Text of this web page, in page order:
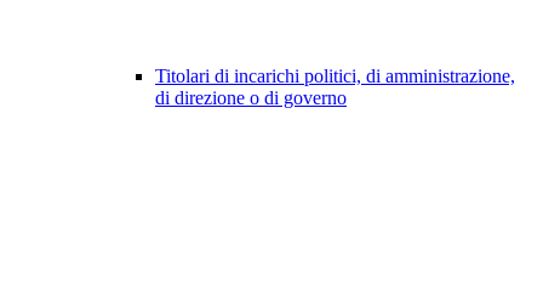
Titolari di incarichi politici, di amministrazione,
di direzione o di governo